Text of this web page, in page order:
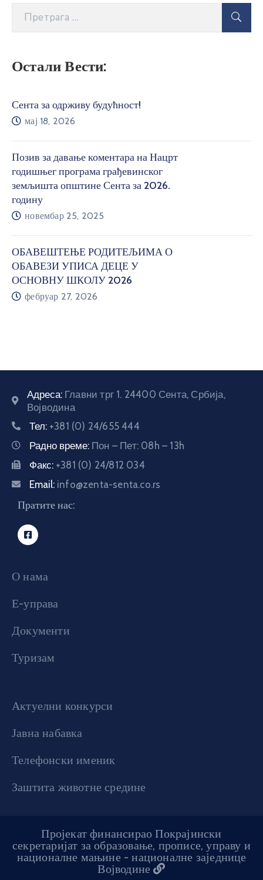
Остали Вести:
Сента за одрживу будућност!
мај 18, 2026
Позив за давање коментара на Нацрт
годишњег програма грађевинског
земљишта општине Сента за 2026.
годину
новембар 25, 2025
ОБАВЕШТЕЊЕ РОДИТЕЉИМА О
ОБАВЕЗИ УПИСА ДЕЦЕ У
ОСНОВНУ ШКОЛУ 2026
фебруар 27, 2026
Адреса: Главни трг 1. 24400 Сента, Србија,
Војводина
Тел: +381 (0) 24/655 444
Радно време: Пон – Пет: 08h – 13h
Факс: +381 (0) 24/812 034
Email: info@zenta-senta.co.rs
Пратите нас:
О нама
Е-управа
Документи
Туризам
Актуелни конкурси
Јавна набавка
Телефонски именик
Заштита животне средине
Пројекат финансирао Покрајински
секретаријат за образовање, прописе, управу и
националне мањине - националне заједнице
Војводине